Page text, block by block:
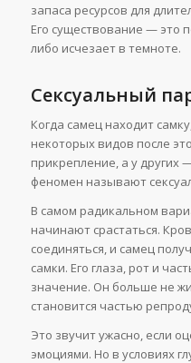
запаса ресурсов для
Его существование — это
либо исчезает в темноте.
Сексуальный
Когда самец находит
некоторых видов после
прикрепление, а у других
феномен называют
В самом радикальном
начинают срастаться.
соединяться, и самец
самки. Его глаза, рот и
значение. Он больше не
становится частью
Это звучит ужасно, если
эмоциями. Но в условиях